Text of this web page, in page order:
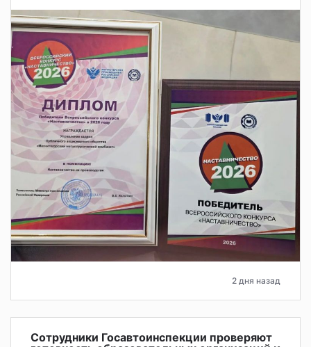
2 дня назад
Сотрудники Госавтоинспекции проверяют